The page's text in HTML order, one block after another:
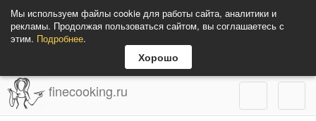
Мы используем файлы cookie для работы сайта, аналитики и
рекламы. Продолжая пользоваться сайтом, вы соглашаетесь с
этим. Подробнее.
Хорошо
finecooking.ru